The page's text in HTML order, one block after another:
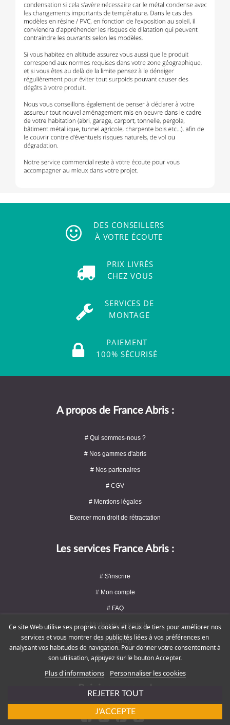
DES CONSEILLERS
À VOTRE ÉCOUTE
PRIX LIVRÉS
CHEZ VOUS
SERVICES DE
MONTAGE
PAIEMENT
100% SÉCURISÉ
A propos de France Abris :
# Qui sommes-nous ?
# Nos gammes d'abris
# Nos partenaires
# CGV
# Mentions légales
Exercer mon droit de rétractation
Les services France Abris :
# S'inscrire
# Mon compte
# FAQ
# Modes de paiement
# Le blog
# Plan du site
Rejoignez-nous !
Ce site Web utilise ses propres cookies et ceux de tiers pour améliorer nos
services et vous montrer des publicités liées à vos préférences en
analysant vos habitudes de navigation. Pour donner votre consentement à
son utilisation, appuyez sur le bouton Accepter.
Plus d'informations Personnaliser les cookies
REJETER TOUT
J'ACCEPTE